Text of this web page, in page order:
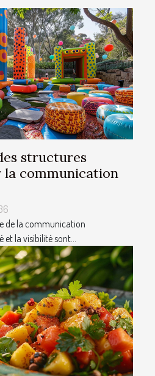
structures
la communication
de la communication
et la visibilité sont...